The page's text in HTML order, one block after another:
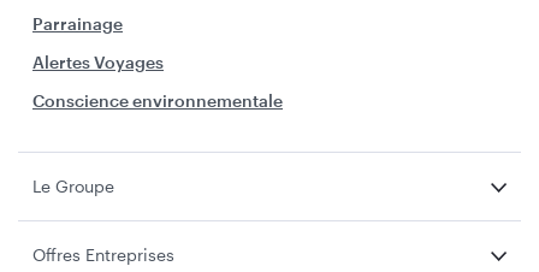
Parrainage
Alertes Voyages
Conscience environnementale
Le Groupe
Offres Entreprises